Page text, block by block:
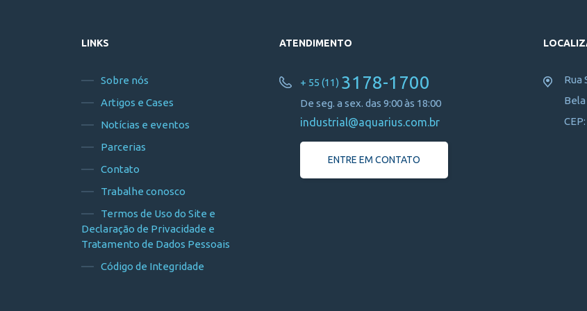
LINKS
Sobre nós
Artigos e Cases
Notícias e eventos
Parcerias
Contato
Trabalhe conosco
Termos de Uso do Site e
Declaração de Privacidade e
Tratamento de Dados Pessoais
Código de Integridade
ATENDIMENTO
+ 55 (11) 3178-1700
De seg. a sex. das 9:00 às 18:00
industrial@aquarius.com.br
ENTRE EM CONTATO
Rua
Bela